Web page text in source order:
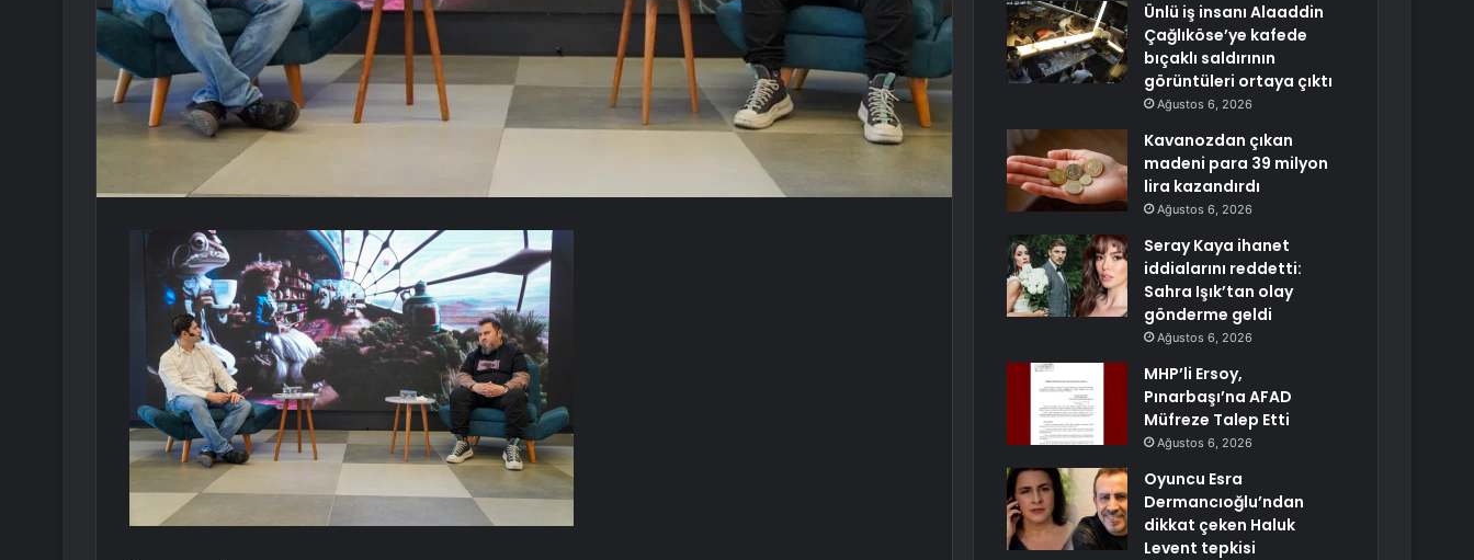
Ünlü iş insanı Alaaddin
Çağlıköse’ye kafede
bıçaklı saldırının
görüntüleri ortaya çıktı
Ağustos 6, 2026
Kavanozdan çıkan
madeni para 39 milyon
lira kazandırdı
Ağustos 6, 2026
Seray Kaya ihanet
iddialarını reddetti:
Sahra Işık’tan olay
gönderme geldi
Ağustos 6, 2026
MHP’li Ersoy,
Pınarbaşı’na AFAD
Müfreze Talep Etti
Ağustos 6, 2026
Oyuncu Esra
Dermancıoğlu’ndan
dikkat çeken Haluk
Levent tepkisi